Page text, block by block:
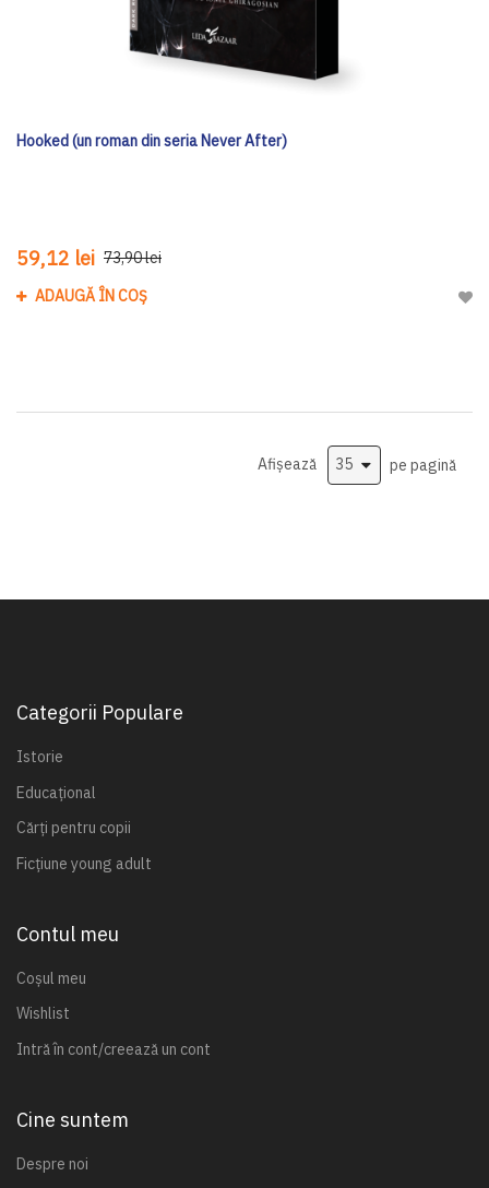
Hooked (un roman din seria Never After)
59,12 lei 73,90 lei
ADAUGĂ ÎN COȘ
Afișează pe pagină
Categorii Populare
Istorie
Educațional
Cărți pentru copii
Ficțiune young adult
Contul meu
Coșul meu
Wishlist
Intră în cont/creează un cont
Cine suntem
Despre noi